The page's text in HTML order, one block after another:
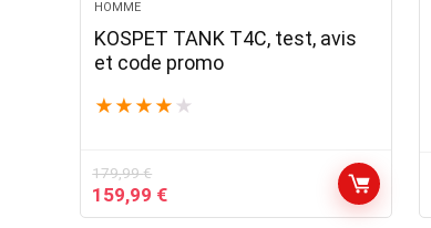
HOMME
KOSPET TANK T4C, test, avis
et code promo
★ ★ ★ ★ ★
179,99€
Le
prix
159,99 €Le
prix